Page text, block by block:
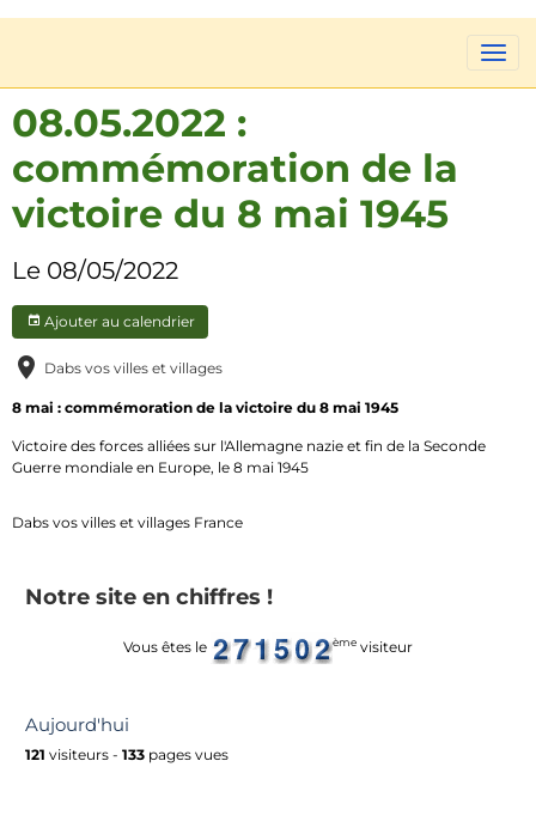
08.05.2022 :
commémoration de la
victoire du 8 mai 1945
Le 08/05/2022
Ajouter au calendrier
Dabs vos villes et villages
8 mai : commémoration de la victoire du 8 mai 1945
Victoire des forces alliées sur l'Allemagne nazie et fin de la Seconde
Guerre mondiale en Europe, le 8 mai 1945
Dabs vos villes et villages France
Notre site en chiffres !
Vous êtes le ème visiteur
Aujourd'hui
121 visiteurs - 133 pages vues